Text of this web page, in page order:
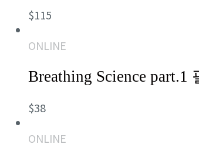
$115
ONLINE
Breathing Science part.1
$38
ONLINE